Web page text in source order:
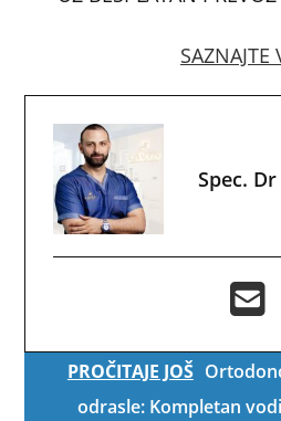
SAZNAJTE
Spec.
PROČITAJE JOŠ
odrasle: Kompletan